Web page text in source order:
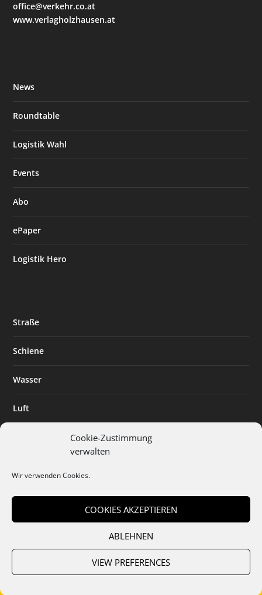
Cookie-Zustimmung
verwalten
Wir verwenden Cookies.
COOKIES AKZEPTIEREN
ABLEHNEN
VIEW PREFERENCES
office@verkehr.co.at
www.verlagholzhausen.at
News
Roundtable
Logistik Wahl
Events
Abo
ePaper
Logistik Hero
Straße
Schiene
Wasser
Luft
Digitalisierung
Mediadaten Cookies Datenschutz